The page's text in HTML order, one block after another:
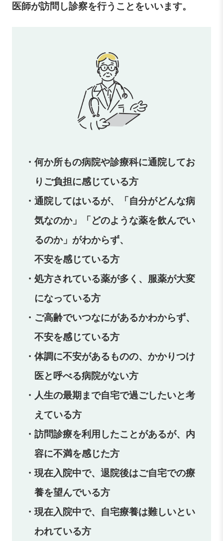
医師が訪問し診察を行うことをいいます。
・何か所もの病院や診療科に通院してお
りご負担に感じている方
・通院してはいるが、「自分がどんな病
気なのか」「どのような薬を飲んでい
るのか」がわからず、
不安を感じている方
・処方されている薬が多く、服薬が大変
になっている方
・ご高齢でいつなにがあるかわからず、
不安を感じている方
・体調に不安があるものの、かかりつけ
医と呼べる病院がない方
・人生の最期まで自宅で過ごしたいと考
えている方
・訪問診療を利用したことがあるが、内
容に不満を感じた方
・現在入院中で、退院後はご自宅での療
養を望んでいる方
・現在入院中で、自宅療養は難しいとい
われている方